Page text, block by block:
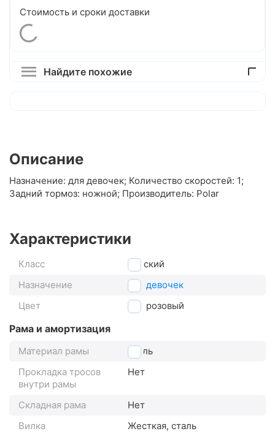
Стоимость и сроки доставки
Найдите похожие
Описание
Назначение: для девочек; Количество скоростей: 1;
Задний тормоз: ножной; Производитель: Polar
Характеристики
Класс
детский
Назначение
для девочек
Цвет
розовый
Рама и амортизация
Материал рамы
сталь
Прокладка тросов
внутри рамы
Нет
Складная рама
Нет
Вилка
Жесткая, сталь